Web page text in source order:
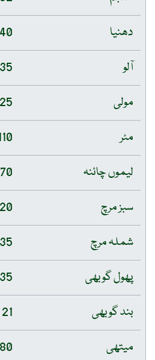
دھنیا
40
آلو
35
مولی
25
مٹر
لیموں چائنہ
70
سبز مرچ
شملہ مرچ
پھول گوبھی
35
بند گوبھی
21
میتھی
80